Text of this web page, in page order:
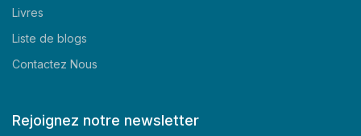
Livres
Liste de blogs
Contactez Nous
Rejoignez notre newsletter